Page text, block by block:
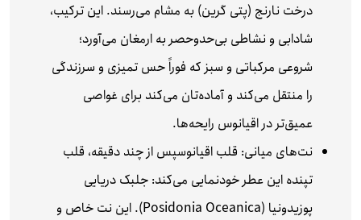
درخت نارنج (پتی گرین) به مشام می‌رسند. این ترکیب،
شادابی و نشاطی بی‌حدوحصر به ارمغان می‌آورد؛
شروعی مرکباتی و سبز که فوراً حس تمیزی و سرزندگی
را منتقل می‌کند و آماده‌تان می‌کند برای غواصی
عمیق‌تر در اقیانوس رایحه‌ها.
نت‌های میانی: قلب اقیانوسپس از چند دقیقه، قلب
تپنده این عطر خودنمایی می‌کند: جلبک دریایی
پوزیدونیا (Posidonia Oceanica). این نت خاص و